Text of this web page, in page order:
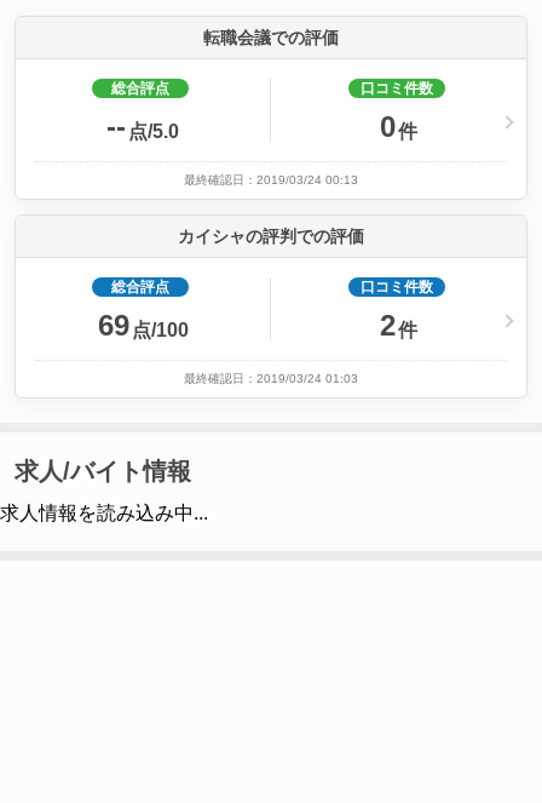
転職会議での評価
総合評点
-- 点/5.0
口コミ件数
0件
最終確認日：2019/03/24 00:13
カイシャの評判での評価
総合評点
69 点/100
口コミ件数
2件
最終確認日：2019/03/24 01:03
求人/バイト情報
求人情報を読み込み中...